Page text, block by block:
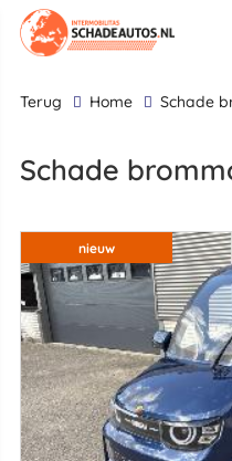
terug Home Schade
Schade
nieuw